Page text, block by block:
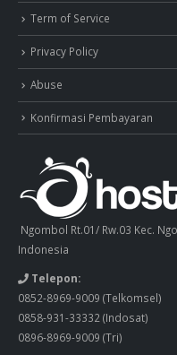
Term of Service
Privacy Policy
Abuse
Konfirmasi Pembayaran
Ngombol Rt.01/ Rw.03 Kec.
Indonesia
Telepon:
0852-8969-9009 (Telkomsel)
0858-931-33332(Indosat)
0896-8969-9009 (Tri)